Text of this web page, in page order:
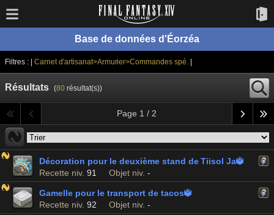
Base de données d'Éorzéa
Filtres : | Carnet d'artisanat>Armurier>Commandes spé.
Résultats (80résultat(s))
Page 1 / 2
Décoration pour le deuxième stand de Tiisol Ja
Recette niv. 91 Objet niv. -
Gamelle pour le transport de tacos
Recette niv. 92 Objet niv. -